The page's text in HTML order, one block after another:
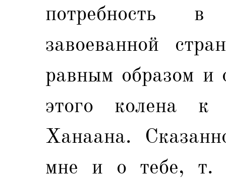
потребность в
завоеванной
равным образом и
этого колена
Ханаана.
мне и о тебе, т.